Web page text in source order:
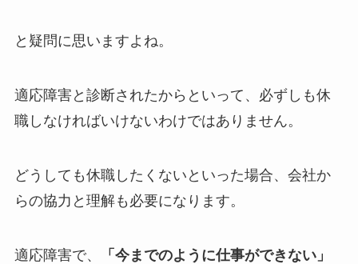
と疑問に思いますよね。
適応障害と診断されたからといって、必ずしも休
職しなければいけないわけではありません。
どうしても休職したくないといった場合、会社か
らの協力と理解も必要になります。
適応障害で、
「今までのように仕事ができない」